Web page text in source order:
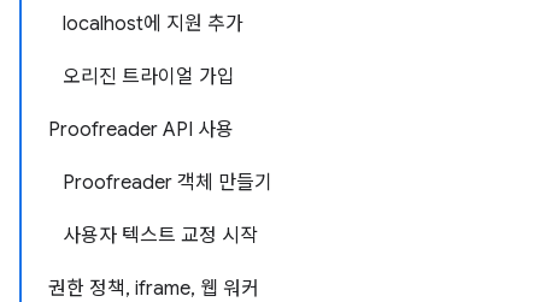
localhost에 지원 추가
오리진 트라이얼 가입
Proofreader API 사용
Proofreader 객체 만들기
사용자 텍스트 교정 시작
권한 정책, iframe, 웹 워커